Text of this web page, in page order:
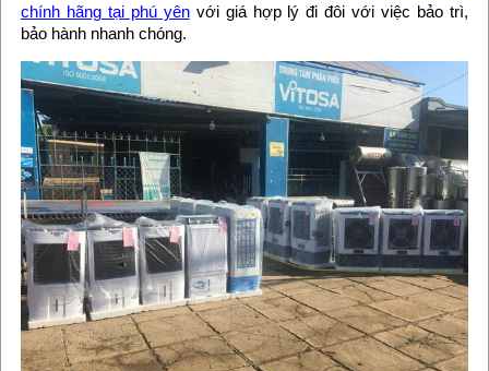
chính hãng tại phú yênvới giá hợp lý đi đôi với việc bảo trì,
bảo hành nhanh chóng.